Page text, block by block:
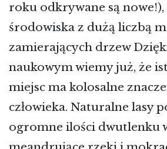
roku odkrywane są
środowiska z dużą liczbą
zamierających drzew
naukowym wiemy już, że
miejsc ma kolosalne
człowieka. Naturalne lasy
ogromne ilości dwutlenku